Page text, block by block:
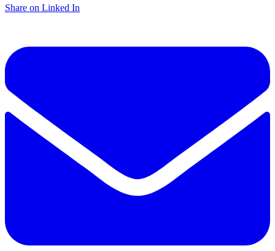
Share on Linked In